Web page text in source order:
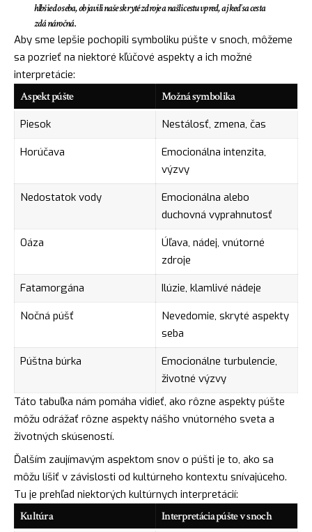
hlbšie do seba, objavili naše skryté zdroje a našli cestu vpred, aj keď sa cesta
zdá náročná.
Aby sme lepšie pochopili symboliku púšte v snoch, môžeme
sa pozrieť na niektoré kľúčové aspekty a ich možné
interpretácie:
Aspekt púšte Možná symbolika
Piesok
Nestálosť, zmena, čas
Horúčava
Emocionálna intenzita,
výzvy
Nedostatok vody
Emocionálna alebo
duchovná vyprahnutosť
Oáza
Úľava, nádej, vnútorné
zdroje
Fatamorgána
Ilúzie, klamlivé nádeje
Nočná púšť
Nevedomie, skryté aspekty
seba
Púštna búrka
Emocionálne turbulencie,
životné výzvy
Táto tabuľka nám pomáha vidieť, ako rôzne aspekty púšte
môžu odrážať rôzne aspekty nášho vnútorného sveta a
životných skúseností.
Ďalším zaujímavým aspektom snov o púšti je to, ako sa
môžu líšiť v závislosti od kultúrneho kontextu snívajúceho.
Tu je prehľad niektorých kultúrnych interpretácií:
Kultúra Interpretácia púšte v snoch